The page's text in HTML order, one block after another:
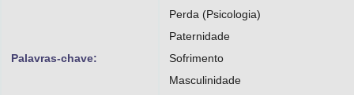
Palavras-chave:
Perda (Psicologia)
Paternidade
Sofrimento
Masculinidade